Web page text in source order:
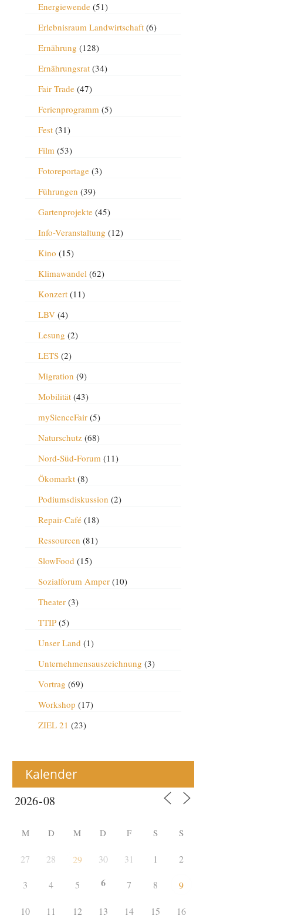
Energiewende(51)
Erlebnisraum Landwirtschaft(6)
Ernährung (128)
Ernährungsrat(34)
Fair Trade(47)
Ferienprogramm(5)
Fest(31)
Film(53)
Fotoreportage(3)
Führungen (39)
Gartenprojekte(45)
Info-Veranstaltung (12)
Kino (15)
Klimawandel(62)
Konzert(11)
LBV(4)
Lesung (2)
LETS(2)
Migration (9)
Mobilität(43)
mySienceFair(5)
Naturschutz(68)
Nord-Süd-Forum(11)
Ökomarkt(8)
Podiumsdiskussion (2)
Repair-Café(18)
Ressourcen (81)
SlowFood (15)
Sozialforum Amper(10)
Theater(3)
TTIP(5)
Unser Land (1)
Unternehmensauszeichnung (3)
Vortrag (69)
Workshop (17)
ZIEL 21 (23)
Kalender
M D M D F S S
27 28 29 30 31 1 2
3 4 5 6 7 8 9
10 11 12 13 14 15 16